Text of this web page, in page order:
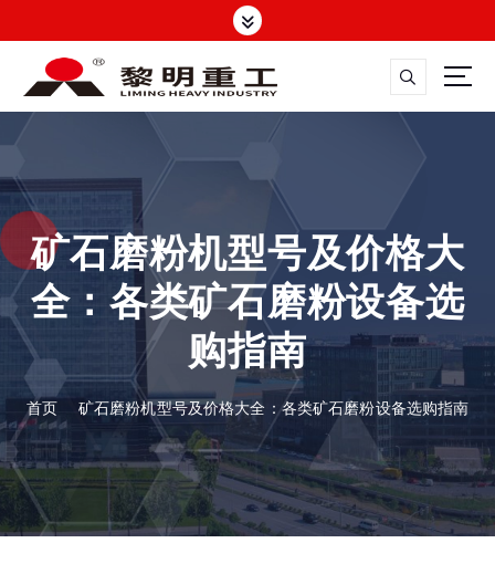
转
容 大修渣磨粉机，矿渣立磨
矿石磨粉机型号及价格大
全：各类矿石磨粉设备选
购指南
首页 矿石磨粉机型号及价格大全：各类矿石磨粉设备选购指南